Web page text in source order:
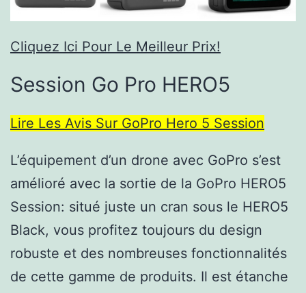
Cliquez Ici Pour Le Meilleur Prix!
Session Go Pro HERO5
Lire Les Avis Sur GoPro Hero 5 Session
L’équipement d’un drone avec GoPro s’est
amélioré avec la sortie de la GoPro HERO5
Session: situé juste un cran sous le HERO5
Black, vous profitez toujours du design
robuste et des nombreuses fonctionnalités
de cette gamme de produits. Il est étanche